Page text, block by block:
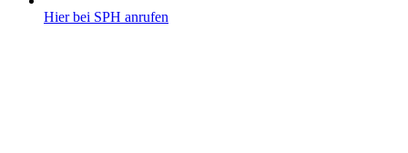
Hier bei SPH anrufen